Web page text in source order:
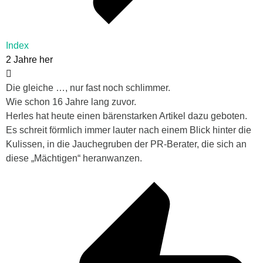
Index
2 Jahre her
Die gleiche …, nur fast noch schlimmer.
Wie schon 16 Jahre lang zuvor.
Herles hat heute einen bärenstarken Artikel dazu geboten.
Es schreit förmlich immer lauter nach einem Blick hinter die
Kulissen, in die Jauchegruben der PR-Berater, die sich an
diese „Mächtigen“ heranwanzen.